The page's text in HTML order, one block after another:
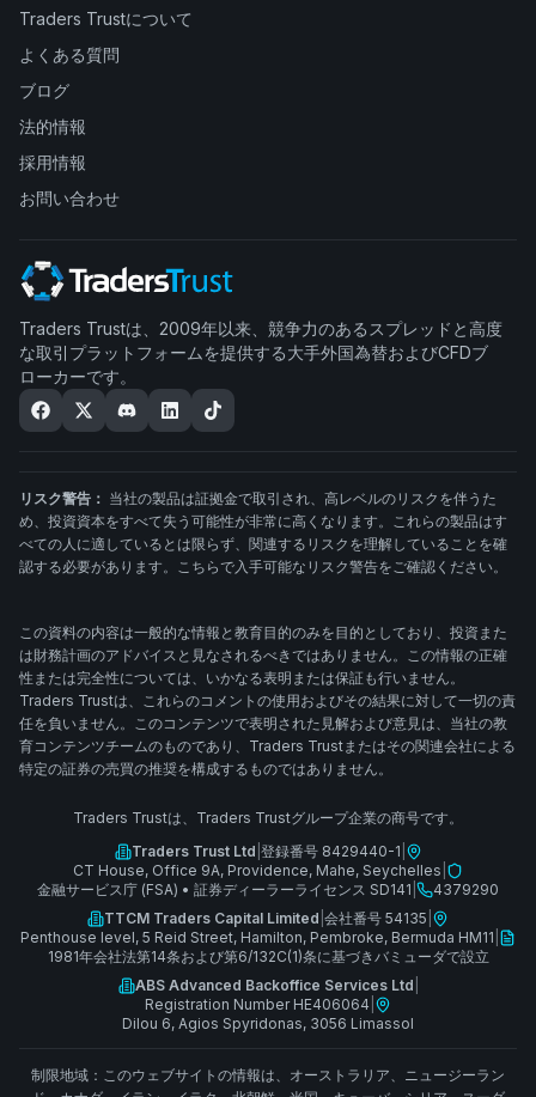
Traders Trustについて
よくある質問
ブログ
法的情報
採用情報
お問い合わせ
Traders Trustは、2009年以来、競争力のあるスプレッドと高度
な取引プラットフォームを提供する大手外国為替およびCFDブ
ローカーです。
リスク警告： 当社の製品は証拠金で取引され、高レベルのリスクを伴うた
め、投資資本をすべて失う可能性が非常に高くなります。これらの製品はす
べての人に適しているとは限らず、関連するリスクを理解していることを確
認する必要があります。こちらで入手可能なリスク警告をご確認ください。
この資料の内容は一般的な情報と教育目的のみを目的としており、投資また
は財務計画のアドバイスと見なされるべきではありません。この情報の正確
性または完全性については、いかなる表明または保証も行いません。
Traders Trustは、これらのコメントの使用およびその結果に対して一切の責
任を負いません。このコンテンツで表明された見解および意見は、当社の教
育コンテンツチームのものであり、Traders Trustまたはその関連会社による
特定の証券の売買の推奨を構成するものではありません。
Traders Trustは、Traders Trustグループ企業の商号です。
Traders Trust Ltd 登録番号 8429440-1
CT House, Office 9A, Providence, Mahe, Seychelles
金融サービス庁 (FSA) • 証券ディーラーライセンス SD141
4379290
TTCM Traders Capital Limited 会社番号 54135
Penthouse level, 5 Reid Street, Hamilton, Pembroke, Bermuda HM11
1981年会社法第14条および第6/132C(1)条に基づきバミューダで設立
ABS Advanced Backoffice Services Ltd
Registration Number HE406064
Dilou 6, Agios Spyridonas, 3056 Limassol
制限地域：このウェブサイトの情報は、オーストラリア、ニュージーラン